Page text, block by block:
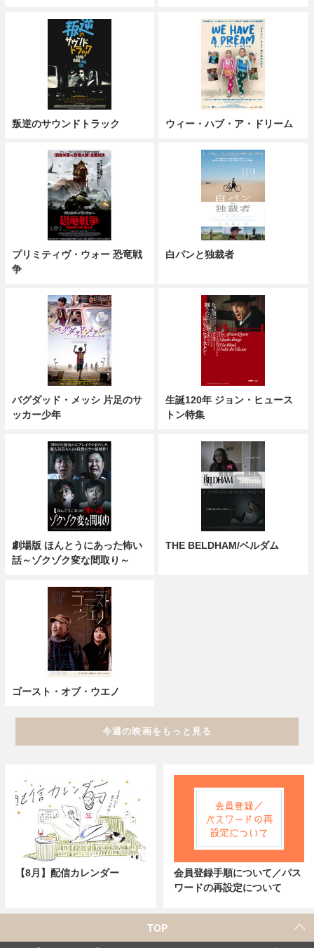
叛逆のサウンドトラック ウィー・ハブ・ア・ドリーム
プリミティヴ・ウォー 恐竜戦
争
白パンと独裁者
バグダッド・メッシ 片足のサ
ッカー少年
生誕120年 ジョン・ヒュース
トン特集
劇場版 ほんとうにあった怖い
話～ゾクゾク変な間取り～
THE BELDHAM/ベルダム
ゴースト・オブ・ウエノ
今週の映画をもっと見る
【8月】配信カレンダー
会員登録手順について／パス
ワードの再設定について
TOP